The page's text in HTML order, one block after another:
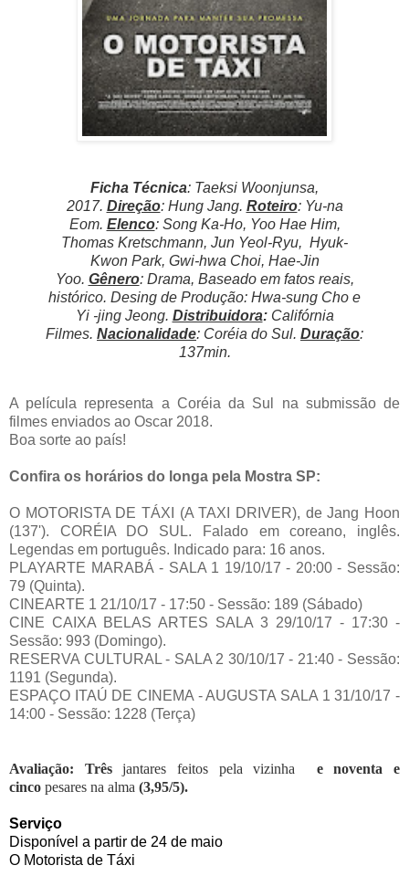
Ficha Técnica: Taeksi Woonjunsa,
2017. Direção: Hung Jang. Roteiro: Yu-na
Eom. Elenco: Song Ka-Ho, Yoo Hae Him,
Thomas Kretschmann, Jun Yeol-Ryu, Hyuk-
Kwon Park, Gwi-hwa Choi, Hae-Jin
Yoo. Gênero: Drama, Baseado em fatos reais,
histórico. Desing de Produção: Hwa-sung Cho e
Yi -jing Jeong. Distribuidora: Califórnia
Filmes. Nacionalidade: Coréia do Sul. Duração:
137min.
A película representa a Coréia da Sul na submissão de
filmes enviados ao Oscar 2018.
Boa sorte ao país!
Confira os horários do longa pela Mostra SP:
O MOTORISTA DE TÁXI (A TAXI DRIVER), de Jang Hoon
(137'). CORÉIA DO SUL. Falado em coreano, inglês.
Legendas em português. Indicado para: 16 anos.
PLAYARTE MARABÁ - SALA 1 19/10/17 - 20:00 - Sessão:
79 (Quinta).
CINEARTE 1 21/10/17 - 17:50 - Sessão: 189 (Sábado)
CINE CAIXA BELAS ARTES SALA 3 29/10/17 - 17:30 -
Sessão: 993 (Domingo).
RESERVA CULTURAL - SALA 2 30/10/17 - 21:40 - Sessão:
1191 (Segunda).
ESPAÇO ITAÚ DE CINEMA - AUGUSTA SALA 1 31/10/17 -
14:00 - Sessão: 1228 (Terça)
Avaliação: Trêsjantares feitos pela vizinha e noventa e
cinco pesares na alma (3,95/5).
Serviço
Disponível a partir de 24 de maio
O Motorista de Táxi